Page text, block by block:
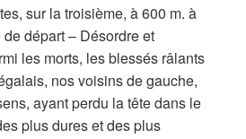
sur la troisième, à 600 m. à
départ – Désordre et
les morts, les blessés râlants
nos voisins de gauche,
ayant perdu la tête dans le
plus dures et des plus